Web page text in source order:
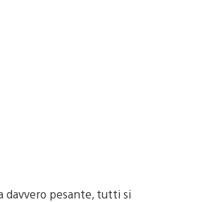
davvero pesante, tutti si